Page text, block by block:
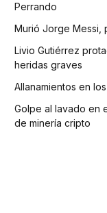
Perrando
Murió Jorge Messi,
Livio Gutiérrez
heridas graves
Allanamientos en
Golpe al lavado en
de minería cripto